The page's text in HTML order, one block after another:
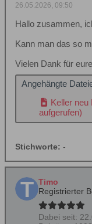
26.05.2026, 09:50
Hallo zusammen,
Kann man das so
Vielen Dank für
Angehängte
Keller neu
aufgerufen)
Stichworte: -
Timo
Registrierter
Dabei seit: